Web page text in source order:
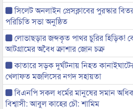
সিলেট অনলাইন প্রেসক্লাবের পুরস্কার
পরিচিতি সভা অনুষ্ঠিত
লোভাছড়ার জব্দকৃত পাথর চুরির হিড়িক!
আটগ্রামের অবৈধ ক্রাশার জোন চক্র
কাতারে সড়ক দুর্ঘটনায় নিহত
খেলাফত মজলিসের নগদ সহায়তা
বিএনপি সকল ধর্মের মানুষের সমান
বিশ্বাসী: আবুল কাহের চৌ: শামিম